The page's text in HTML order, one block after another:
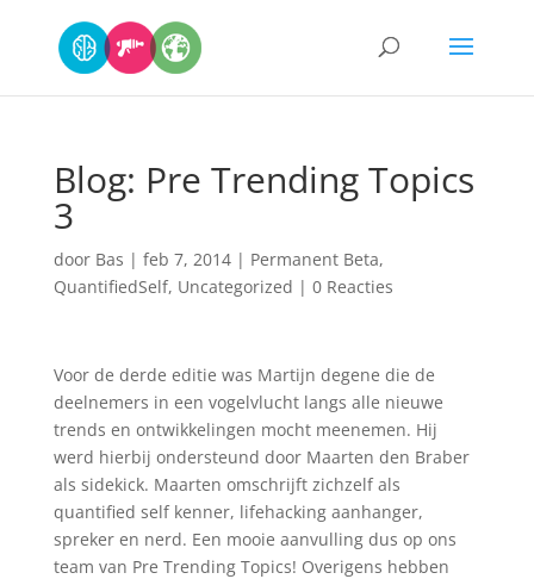
Blog: Pre Trending Topics
3
door Bas | feb 7, 2014| Permanent Beta,
QuantifiedSelf, Uncategorized | 0 Reacties
Voor de derde editie was Martijn degene die de
deelnemers in een vogelvlucht langs alle nieuwe
trends en ontwikkelingen mocht meenemen. Hij
werd hierbij ondersteund door Maarten den Braber
als sidekick. Maarten omschrijft zichzelf als
quantified self kenner, lifehacking aanhanger,
spreker en nerd. Een mooie aanvulling dus op ons
team van Pre Trending Topics! Overigens hebben